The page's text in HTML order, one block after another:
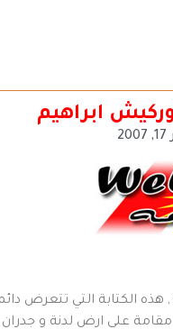
التي تتعرض دائما
مقامة على ارض لدنة و